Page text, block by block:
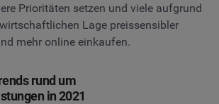
Prioritäten setzen und viele aufgrund
Lage preissensibler
mehr online einkaufen.
rund um
in 2021